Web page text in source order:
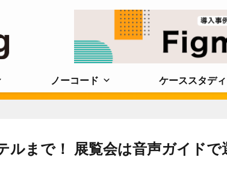
ノーコード ケーススタディ
ルまで！ 展覧会は音声ガイドで